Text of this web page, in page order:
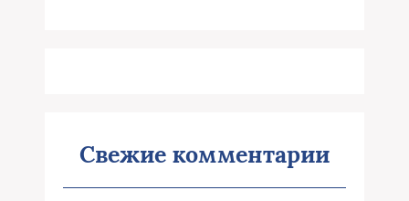
Свежие комментарии